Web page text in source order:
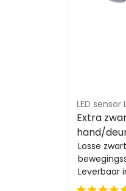
LED sensor
Extra
hand/
Losse
Leverbaar
op deze